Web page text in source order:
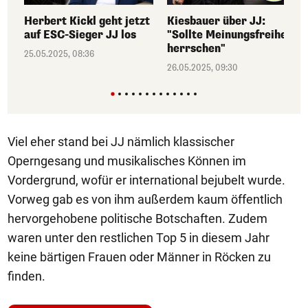
Herbert Kickl geht jetzt
auf ESC-Sieger JJ los
25.05.2025, 08:36
Kiesbauer über JJ:
"Sollte Meinungsfreiheit
herrschen"
26.05.2025, 09:30
Viel eher stand bei JJ nämlich klassischer
Operngesang und musikalisches Können im
Vordergrund, wofür er international bejubelt wurde.
Vorweg gab es von ihm außerdem kaum öffentlich
hervorgehobene politische Botschaften. Zudem
waren unter den restlichen Top 5 in diesem Jahr
keine bärtigen Frauen oder Männer in Röcken zu
finden.